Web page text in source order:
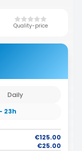
Quality-price
Daily
23h
€125.00
€25.00